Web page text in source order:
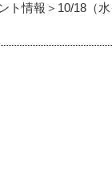
ト情報＞10/18（